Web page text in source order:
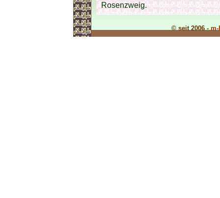
Rosenzweig.
© seit 2006 -m-